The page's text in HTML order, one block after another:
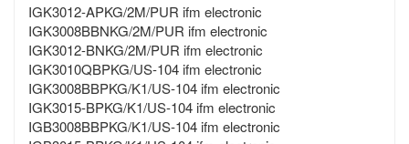
IGK3012-APKG/2M/PUR ifm electronic
IGK3008BBNKG/2M/PUR ifm electronic
IGK3012-BNKG/2M/PUR ifm electronic
IGK3010QBPKG/US-104 ifm electronic
IGK3008BBPKG/K1/US-104 ifm electronic
IGK3015-BPKG/K1/US-104 ifm electronic
IGB3008BBPKG/K1/US-104 ifm electronic